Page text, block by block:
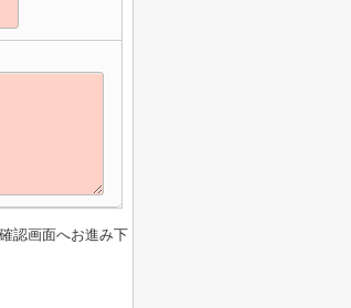
認画面へお進み下